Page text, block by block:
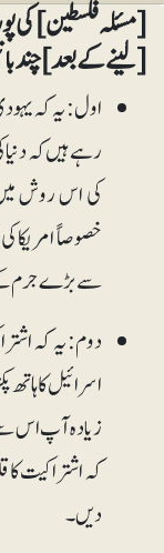
[مسئلہ فلسطین] کی
[لینے کے بعد] چند
اول: یہ کہ
رہے ہیں کہ
کی اس روش
خصوصاً
سے بڑے جرم کے
دوم: یہ کہ
اسرائیل کا
زیادہ آپ اس
کہ اشتراکیت کا
دیں۔